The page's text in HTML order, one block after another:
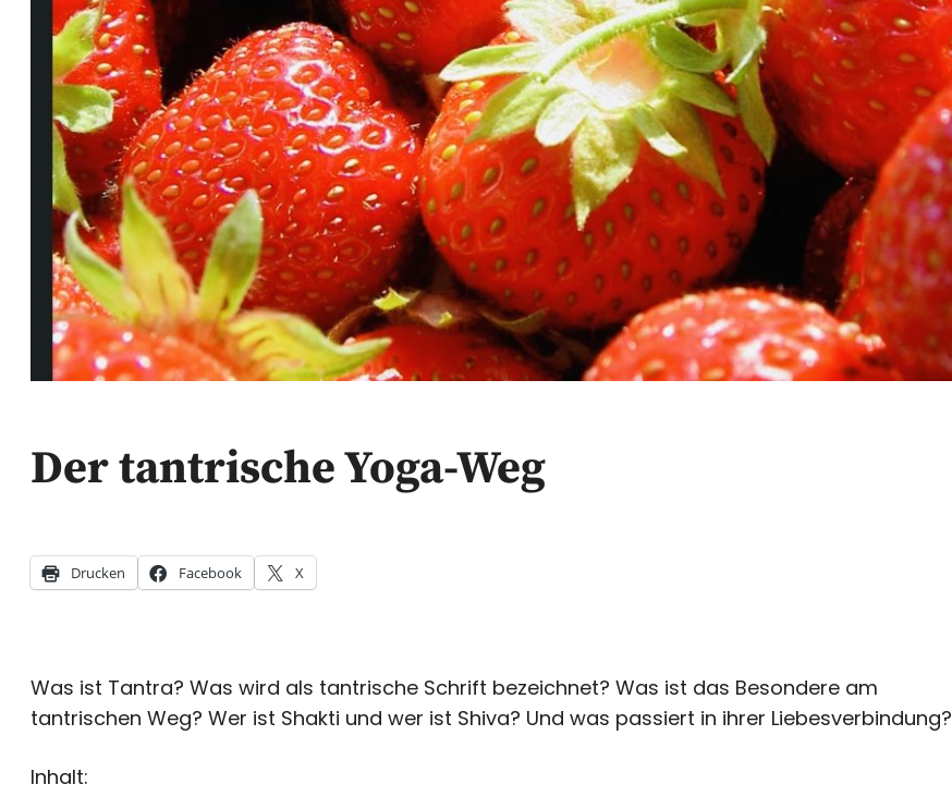
Der tantrische Yoga-Weg
Drucken Facebook X
Was ist Tantra? Was wird als tantrische Schrift bezeichnet? Was ist das Besondere am
tantrischen Weg? Wer ist Shakti und wer ist Shiva? Und was passiert in ihrer Liebesverbindung?
Inhalt: